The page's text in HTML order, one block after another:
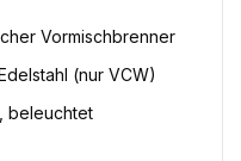
Vormischbrenner
(nur VCW)
beleuchtet